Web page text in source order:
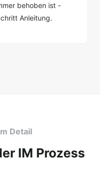
behoben ist -
Anleitung.
Detail
IM Prozess